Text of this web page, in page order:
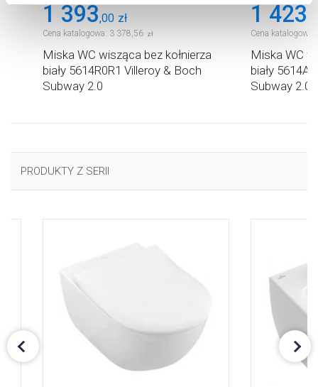
Aby uzyskać więcej informacji na temat plików plików
cookie, kliknij „Ustawienia plików cookie”.
Jeśli chcesz
dlaczego ich przepisy, przejdź do zakładu „Informacje o
plikach cookie”.
1 393,00 zł
Cena katalogowa: 3 378,56 zł
Miska WC wisząca bez kołnierza
biały 5614R0R1 Villeroy & Boch
Subway 2.0
1 423
Cena katalogowa:
Miska WC
biały
Subway 2.0
PRODUKTY Z SERII